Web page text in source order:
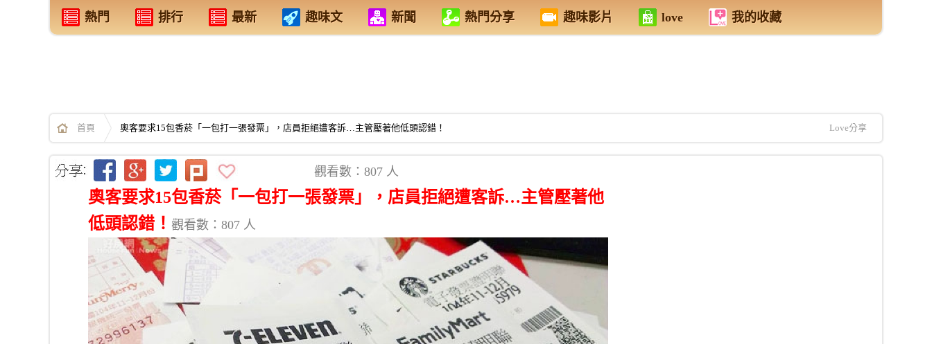
熱門 排行 最新 趣味文 新聞 熱門分享 趣味影片 love 我的收藏
首頁 奧客要求15包香菸「一包打一張發票」，店員拒絕遭客訴…主管壓著他低頭認錯！ Love分享
觀看數：807 人
奧客要求15包香菸「一包打一張發票」，店員拒絕遭客訴…主管壓著他
低頭認錯！ 觀看數：807 人